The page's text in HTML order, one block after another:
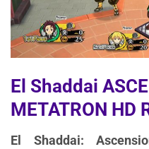
El Shaddai
METATRON
El Shaddai: